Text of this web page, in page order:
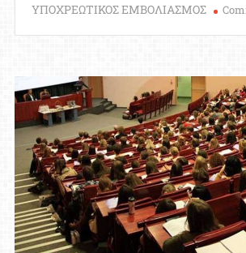
ΥΠΟΧΡΕΩΤΙΚΟΣ ΕΜΒΟΛΙΑΣΜΟΣ